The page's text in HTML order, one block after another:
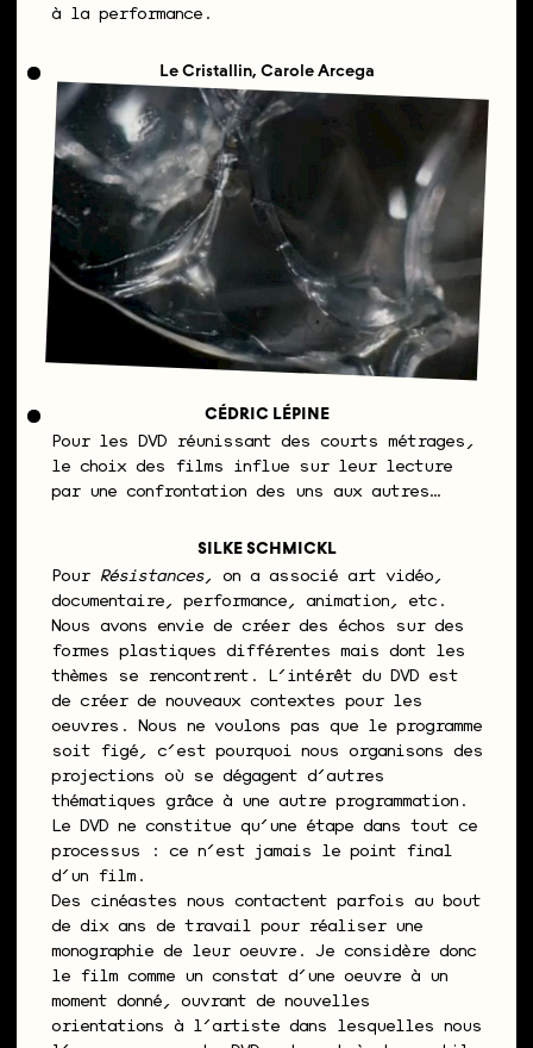
à la performance.
Le Cristallin, Carole Arcega
CÉDRIC LÉPINE
Pour les DVD réunissant des courts métrages,
le choix des films influe sur leur lecture
par une confrontation des uns aux autres…
SILKE SCHMICKL
Pour Résistances, on a associé art vidéo,
documentaire, performance, animation, etc.
Nous avons envie de créer des échos sur des
formes plastiques différentes mais dont les
thèmes se rencontrent. L’intérêt du DVD est
de créer de nouveaux contextes pour les
oeuvres. Nous ne voulons pas que le programme
soit figé, c’est pourquoi nous organisons des
projections où se dégagent d’autres
thématiques grâce à une autre programmation.
Le DVD ne constitue qu’une étape dans tout ce
processus : ce n’est jamais le point final
d’un film.
Des cinéastes nous contactent parfois au bout
de dix ans de travail pour réaliser une
monographie de leur oeuvre. Je considère donc
le film comme un constat d’une oeuvre à un
moment donné, ouvrant de nouvelles
orientations à l’artiste dans lesquelles nous